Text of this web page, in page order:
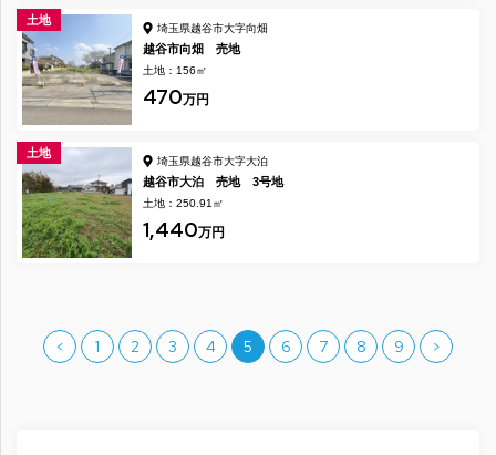
土地
埼玉県越谷市大字向畑
越谷市向畑 売地
土地：156㎡
470万円
土地
埼玉県越谷市大字大泊
越谷市大泊 売地 3号地
土地：250.91㎡
1,440万円
< 1 2 3 4 5 6 7 8 9 >